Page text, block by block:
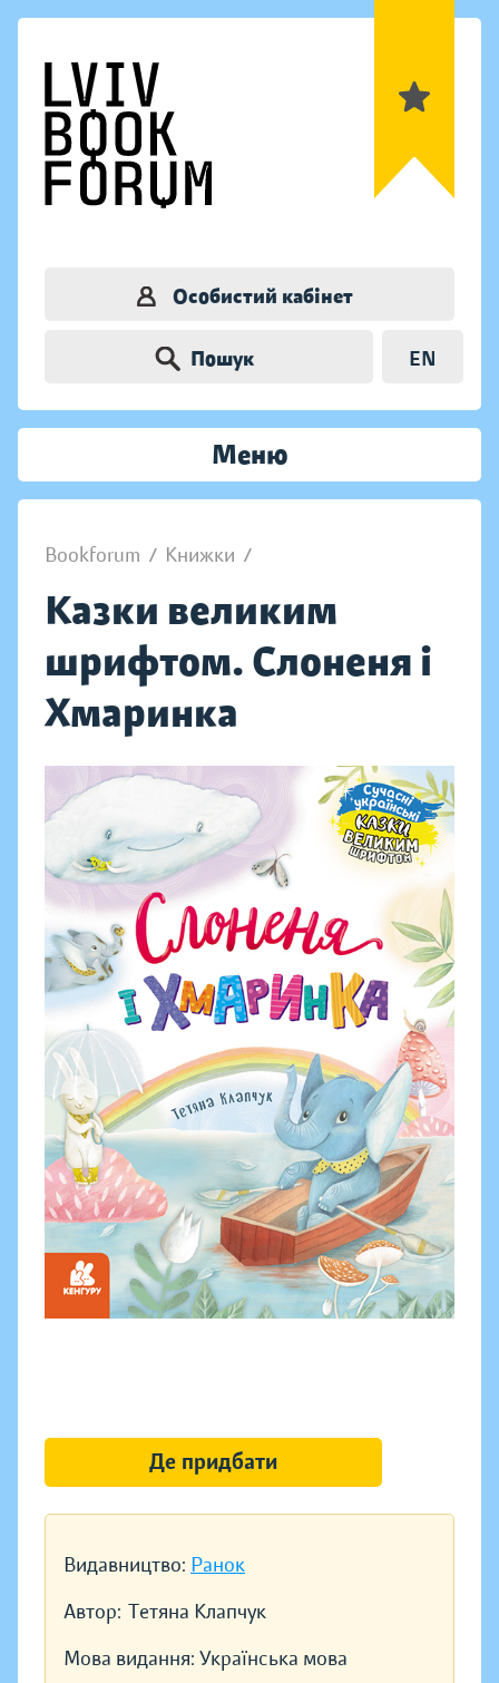
Особистий кабінет
Пошук EN
Меню
Bookforum / Книжки /
Казки великим
шрифтом. Слоненя і
Хмаринка
Видавництво: Ранок
Автор: Тетяна Клапчук
Мова видання: Українська мова
Де придбати